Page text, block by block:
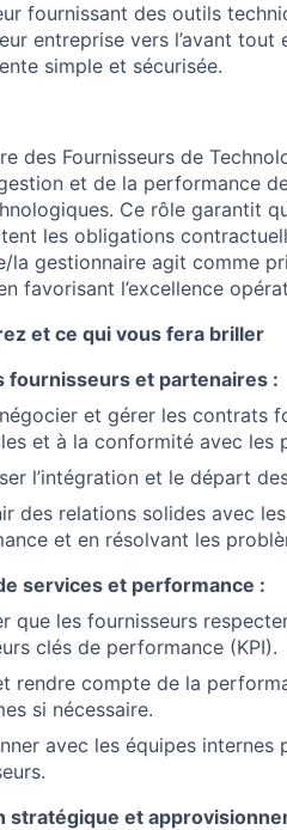
fournissant des outils
entreprise vers l’avant
simple et sécurisée.
des Fournisseurs de
et de la performance
Ce rôle garantit
les obligations
la gestionnaire agit comme
favorisant l’excellence
et ce qui vous fera briller
fournisseurs et partenaires :
et gérer les contrats
et à la conformité avec les
l’intégration et le départ
des relations solides avec
et en résolvant les
services et performance :
que les fournisseurs
clés de performance (KPI).
rendre compte de la
si nécessaire.
avec les équipes
stratégique et